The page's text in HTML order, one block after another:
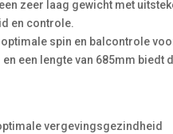
zeer laag gewicht met
en controle.
spin en balcontrole
en een lengte van 685mm
vergevingsgezindheid